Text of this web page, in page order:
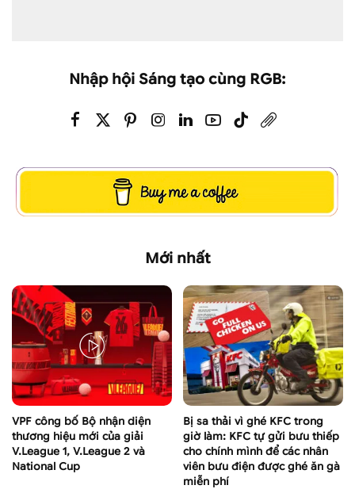
Nhập hội Sáng tạo cùng RGB:
Mới nhất
VPF công bố Bộ nhận diện
thương hiệu mới của giải
V.League 1, V.League 2 và
National Cup
Bị sa thải vì ghé KFC trong
giờ làm: KFC tự gửi bưu thiếp
cho chính mình để các nhân
viên bưu điện được ghé ăn gà
miễn phí